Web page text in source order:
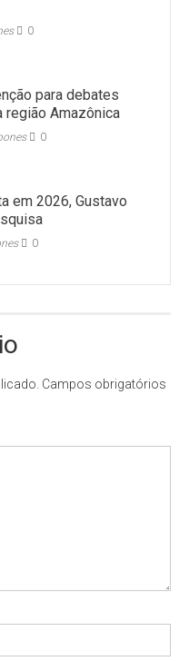
0
para debates
região Amazônica
0
em 2026, Gustavo
0
Campos obrigatórios